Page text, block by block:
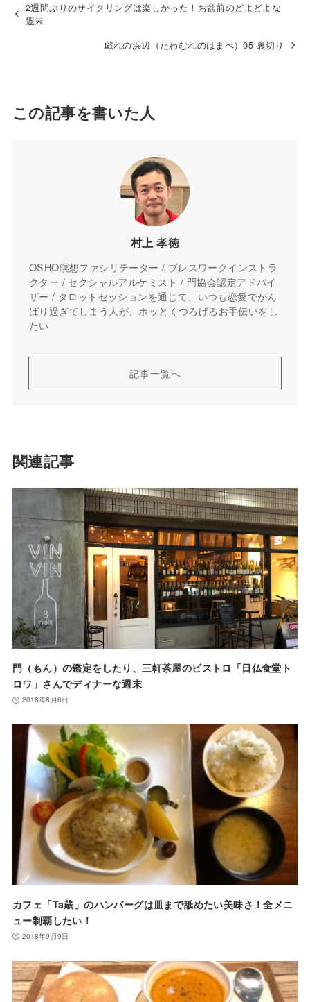
2週間ぶりのサイクリングは楽しかった！お盆前のどよどよな
週末
戯れの浜辺（たわむれのはまべ）05 裏切り
この記事を書いた人
村上 孝徳
OSHO瞑想ファシリテーター / ブレスワークインストラ
クター / セクシャルアルケミスト / 門協会認定アドバイ
ザー / タロットセッションを通じて、いつも恋愛でがん
ばり過ぎてしまう人が、ホッとくつろげるお手伝いをし
たい
記事一覧へ
関連記事
門（もん）の鑑定をしたり、三軒茶屋のビストロ「日仏食堂ト
ロワ」さんでディナーな週末
2018年8月6日
カフェ「Ta蔵」のハンバーグは皿まで舐めたい美味さ！全メニ
ュー制覇したい！
2018年9月9日